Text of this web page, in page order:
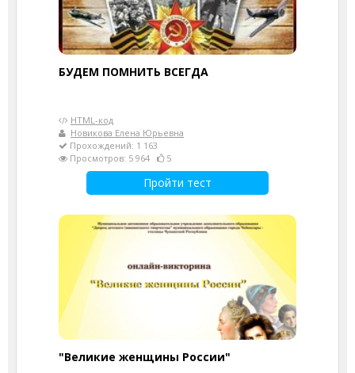
БУДЕМ ПОМНИТЬ ВСЕГДА
HTML-код
Новикова Елена Юрьевна
Прохождений: 1 163
Просмотров: 5 964
5
Пройти тест
"Великие женщины России"